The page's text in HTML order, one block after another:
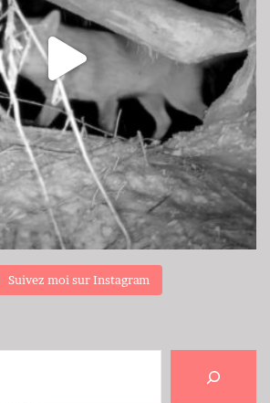
Suivez moi sur Instagram